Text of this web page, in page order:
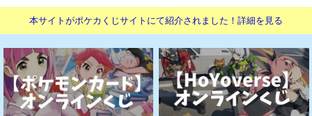
本サイトがポケカくじサイトにて紹介されました！詳細を見る